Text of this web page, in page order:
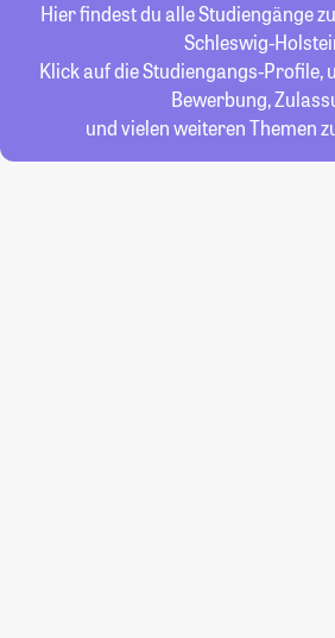
Hier findest du alle Studiengänge
Schleswig-
Klick auf die Studiengangs-Profile,
Bewerbung,
und vielen weiteren Themen